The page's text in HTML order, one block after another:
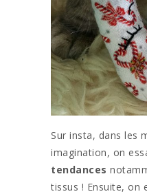
Sur insta, dans les
imagination, on
tendances
tissus ! Ensuite, on